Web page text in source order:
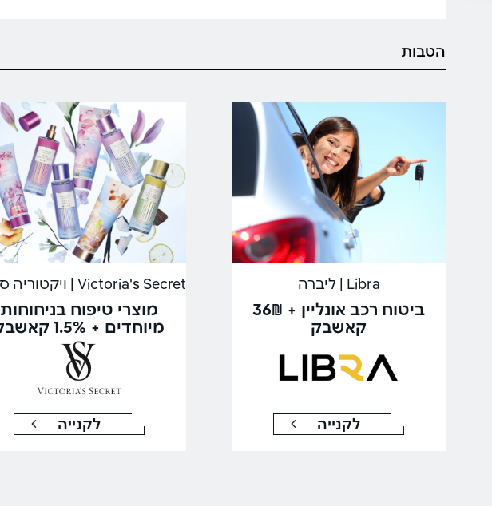
הטבות
Libra | ליברה
ביטוח רכב אונליין + 36₪
קאשבק
לקנייה
מוצרי טיפוח בניחוחות
מיוחדים + 1.5% קאשבק
לקנייה